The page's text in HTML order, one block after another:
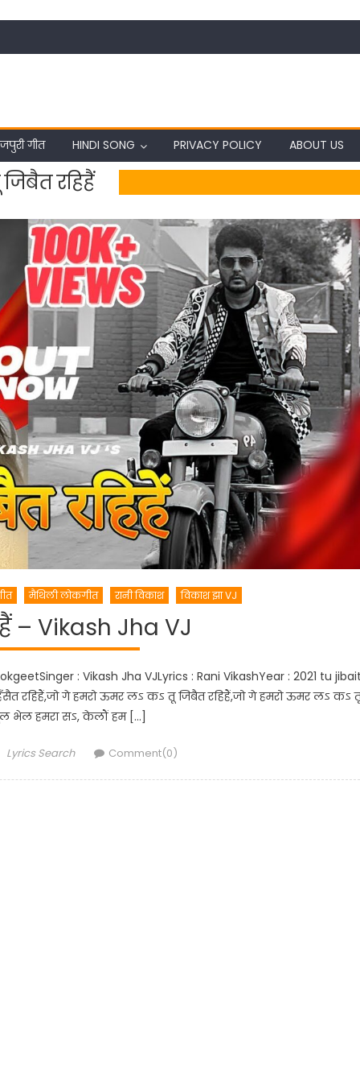
गीत HINDI SONG PRIVACY POLICY ABOUT US
रहिहैं
मैथिली लोकगीत रानी विकाश विकाश झा VJ
– Vikash Jha VJ
: Vikash Jha VJLyrics : Rani VikashYear : 2021 tu
रहिहैं,जो गे हमरो ऊमर लऽ कऽ तू जिबैत रहिहैं,जो गे हमरो ऊमर लऽ कऽ
भेल हमरा सऽ, केलौं हम […]
Author
Lyrics Search Comment(0)